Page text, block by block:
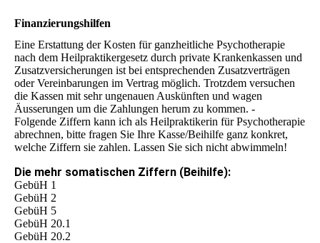
Finanzierungshilfen
Eine Erstattung der Kosten für ganzheitliche Psychotherapie
nach dem Heilpraktikergesetz durch private Krankenkassen und
Zusatzversicherungen ist bei entsprechenden Zusatzverträgen
oder Vereinbarungen im Vertrag möglich. Trotzdem versuchen
die Kassen mit sehr ungenauen Auskünften und wagen
Äusserungen um die Zahlungen herum zu kommen. -
Folgende Ziffern kann ich als Heilpraktikerin für Psychotherapie
abrechnen, bitte fragen Sie Ihre Kasse/Beihilfe ganz konkret,
welche Ziffern sie zahlen. Lassen Sie sich nicht abwimmeln!
Die mehr somatischen Ziffern (Beihilfe):
GebüH 1
GebüH 2
GebüH 5
GebüH 20.1
GebüH 20.2